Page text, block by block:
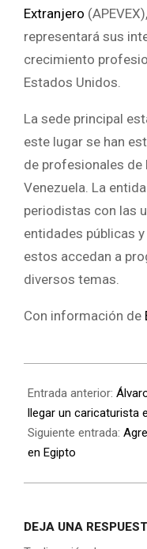
Extranjero
representará sus
crecimiento
Estados Unidos.
La sede principal
este lugar se han
de profesionales
Venezuela. La
periodistas con las
entidades públicas
estos accedan a
diversos temas.
Con información de
Entrada anterior:
llegar un caricaturista
Siguiente entrada:
en Egipto
DEJA UNA